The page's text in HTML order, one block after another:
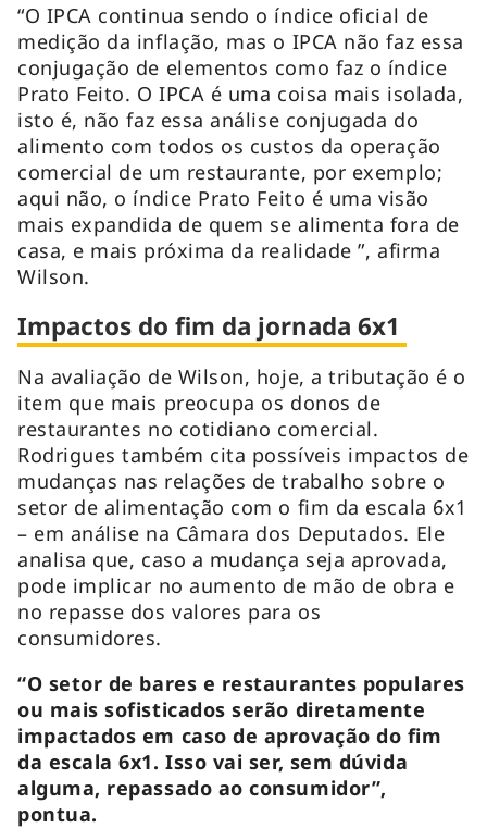
“O IPCA continua sendo o índice oficial de
medição da inflação, mas o IPCA não faz essa
conjugação de elementos como faz o índice
Prato Feito. O IPCA é uma coisa mais isolada,
isto é, não faz essa análise conjugada do
alimento com todos os custos da operação
comercial de um restaurante, por exemplo;
aqui não, o índice Prato Feito é uma visão
mais expandida de quem se alimenta fora de
casa, e mais próxima da realidade ”, afirma
Wilson.
Impactos do fim da jornada 6x1
Na avaliação de Wilson, hoje, a tributação é o
item que mais preocupa os donos de
restaurantes no cotidiano comercial.
Rodrigues também cita possíveis impactos de
mudanças nas relações de trabalho sobre o
setor de alimentação com o fim da escala 6x1
– em análise na Câmara dos Deputados. Ele
analisa que, caso a mudança seja aprovada,
pode implicar no aumento de mão de obra e
no repasse dos valores para os
consumidores.
“O setor de bares e restaurantes populares
ou mais sofisticados serão diretamente
impactados em caso de aprovação do fim
da escala 6x1. Isso vai ser, sem dúvida
alguma, repassado ao consumidor”,
pontua.